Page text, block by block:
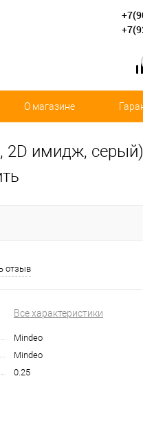
О магазине
имидж, серый)
отзыв
Все характеристики
Mindeo
Mindeo
0.25